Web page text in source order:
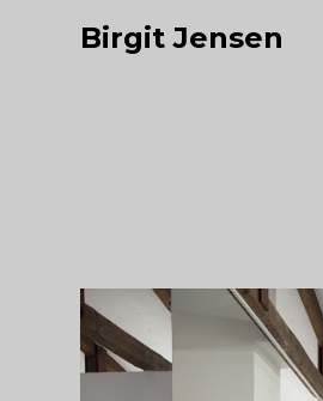
Birgit Jensen